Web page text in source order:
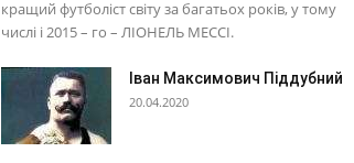
кращий футболіст світу за багатьох років, у тому
числі і 2015 – го – ЛІОНЕЛЬ МЕССІ.
Іван Максимович Піддубний
20.04.2020